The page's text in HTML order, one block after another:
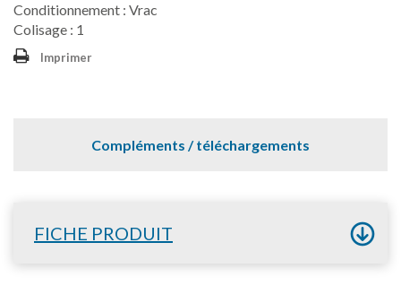
Conditionnement : Vrac
Colisage : 1
Imprimer
Compléments / téléchargements
FICHE PRODUIT